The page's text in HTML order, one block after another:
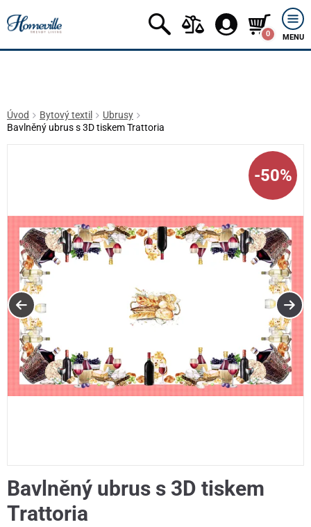
0 MENU
Úvod Bytový textil
Ubrusy
Bavlněný ubrus s 3D tiskem Trattoria
-50%
Bavlněný ubrus s 3D tiskem
Trattoria